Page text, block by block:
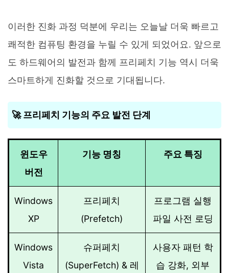
이러한 진화 과정 덕분에 우리는 오늘날 더욱 빠르고
쾌적한 컴퓨팅 환경을 누릴 수 있게 되었어요. 앞으로
도 하드웨어의 발전과 함께 프리페치 기능 역시 더욱
스마트하게 진화할 것으로 기대됩니다.
🚀 프리페치 기능의 주요 발전 단계
윈도우
버전
기능 명칭 주요 특징
Windows
XP
프리페치
(Prefetch)
프로그램 실행
파일 사전 로딩
Windows
Vista
슈퍼페치
(SuperFetch) & 레
사용자 패턴 학
습 강화, 외부